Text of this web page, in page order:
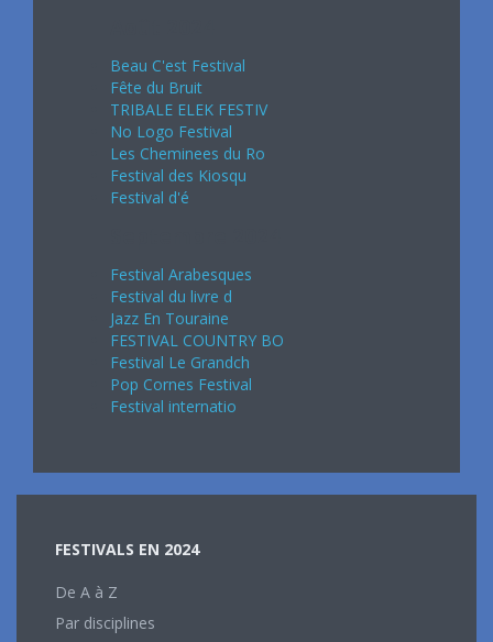
Beau C'est Festival
Fête du Bruit
TRIBALE ELEK FESTIV
No Logo Festival
Les Cheminees du Ro
Festival des Kiosqu
Festival d'é
Festival Arabesques
Festival du livre d
Jazz En Touraine
FESTIVAL COUNTRY BO
Festival Le Grandch
Pop Cornes Festival
Festival internatio
FESTIVALS EN 2024
De A à Z
Par disciplines